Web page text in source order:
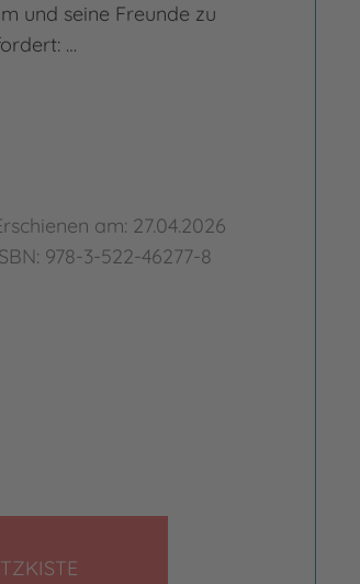
und seine Freunde zu
…
am: 27.04.2026
978-3-522-46277-8